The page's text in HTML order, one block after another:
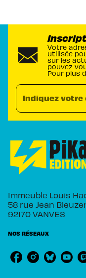
Votre
utilisée
sur les
pouvez
Pour plus
Indiquez votre
Immeuble Louis
58 rue Jean
92170 VANVES
NOS RÉSEAUX